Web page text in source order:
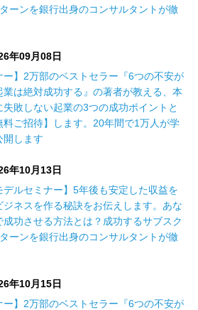
ーンを銀行出身のコンサルタントが徹
年09月08日
ー】2万部のベストセラー『6つの不安が
は絶対成功する』の著者が教える、本
敗しない起業の3つの成功ポイントと
ご招待】します。20年間で1万人が学
開します
年10月13日
デルセミナー】5年後も安定した収益を
ネスを作る秘訣をお伝えします。あな
功させる方法とは？成功するサブスク
ーンを銀行出身のコンサルタントが徹
年10月15日
ー】2万部のベストセラー『6つの不安が